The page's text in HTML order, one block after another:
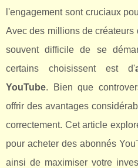
l'engagement sont cruciaux
Avec des millions de
souvent difficile de se
certains choisissent est d'
YouTube. Bien que
offrir des avantages
correctement. Cet article
pour acheter des abonnés
ainsi de maximiser votre